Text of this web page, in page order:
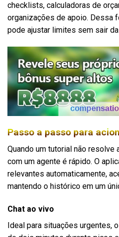
checklists, calculadoras de
organizações de apoio. Dessa
pode ajustar limites sem sair da
Passo a passo para
Quando um tutorial não resolve
com um agente é rápido. O
relevantes automaticamente,
mantendo o histórico em um
Chat ao vivo
Ideal para situações urgentes,